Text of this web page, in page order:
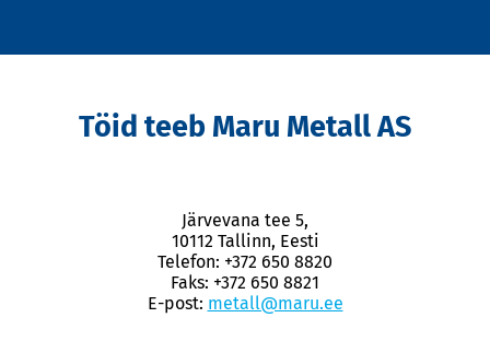
Töid teeb Maru Metall AS
Järvevana tee 5,
10112 Tallinn, Eesti
Telefon: +372 650 8820
Faks: +372 650 8821
E-post: metall@maru.ee